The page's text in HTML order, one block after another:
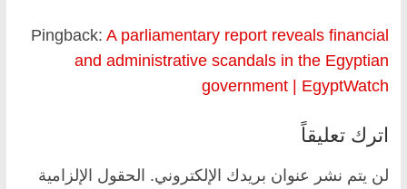
Pingback:A parliamentary report reveals financial
and administrative scandals in the Egyptian
government | EgyptWatch
اترك تعليقاً
لن يتم نشر عنوان بريدك الإلكتروني. الحقول الإلزامية